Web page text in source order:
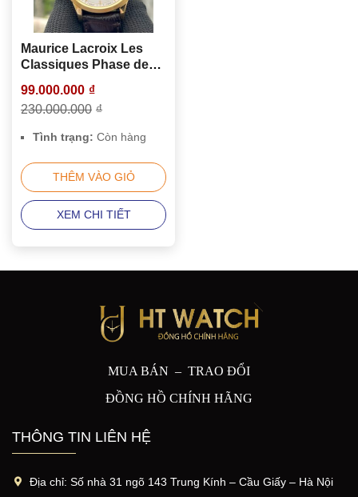
Maurice Lacroix Les
Classiques Phase de
13E Vàng Đúc 18K Gold
99.000.000 ₫
230.000.000 ₫
Tình trạng: Còn hàng
THÊM VÀO GIỎ
XEM CHI TIẾT
MUA BÁN – TRAO ĐỔI
ĐỒNG HỒ CHÍNH HÃNG
THÔNG TIN LIÊN HỆ
Địa chỉ: Số nhà 31 ngõ 143 Trung Kính – Cầu Giấy – Hà Nội